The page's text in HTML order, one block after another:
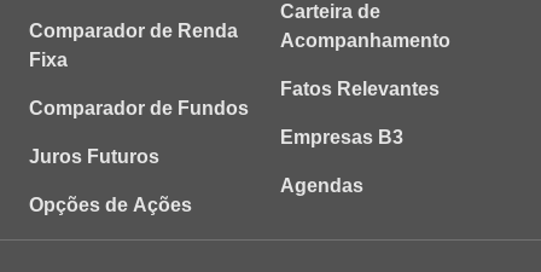
Comparador de Renda
Fixa
Comparador de Fundos
Juros Futuros
Opções de Ações
Carteira de
Acompanhamento
Fatos Relevantes
Empresas B3
Agendas